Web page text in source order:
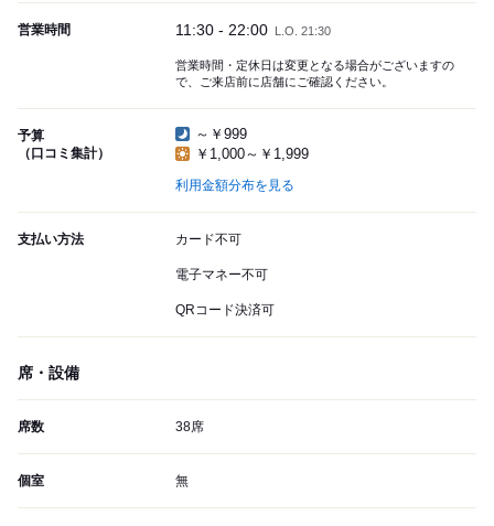
営業時間 11:30 - 22:00 L.O. 21:30
営業時間・定休日は変更となる場合がございますの
で、ご来店前に店舗にご確認ください。
予算
（口コミ集計）
～￥999
￥1,000～￥1,999
利用金額分布を見る
支払い方法 カード不可
電子マネー不可
QRコード決済可
席・設備
席数 38席
個室 無